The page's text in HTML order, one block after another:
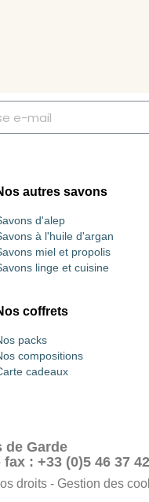
autres savons
d'alep
à l'huile d'argan
miel et propolis
linge et cuisine
coffrets
packs
compositions
cadeaux
de Garde
: +33 (0)5 46 37
droits - Gestion des